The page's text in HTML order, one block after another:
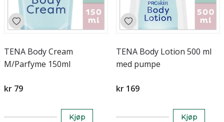
TENA Body Cream
M/Parfyme 150ml
kr 79
Kjøp
TENA Body Lotion 500 ml
med pumpe
kr 169
Kjøp